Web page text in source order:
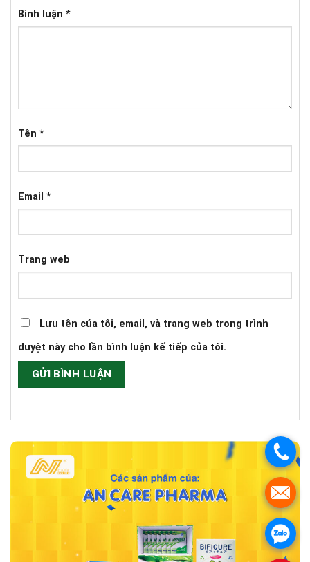
Bình luận *
Tên *
Email *
Trang web
Lưu tên của tôi, email, và trang web trong trình
duyệt này cho lần bình luận kế tiếp của tôi.
.
.
.